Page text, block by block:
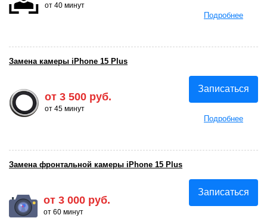
от 40 минут
Подробнее
от 3 500 руб.
от 45 минут
Записаться
Подробнее
Замена камеры iPhone 15 Plus
от 3 000 руб.
от 60 минут
Записаться
Замена фронтальной камеры iPhone 15 Plus